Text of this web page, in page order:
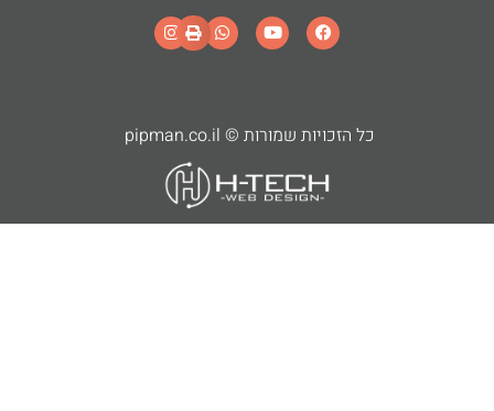
כל הזכויות שמורות © pipman.co.il